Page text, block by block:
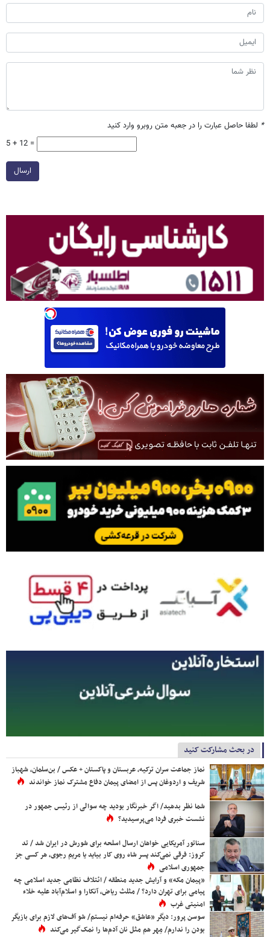
* لطفا حاصل عبارت را در جعبه متن روبرو وارد کنید
5 + 12 =
ارسال
در بحث مشارکت کنید
نماز جماعت سران ترکیه، عربستان و پاکستان + عکس / بن‌سلمان، شهباز
شریف و اردوغان پس از امضای پیمان دفاع مشترک نماز خواندند
شما نظر بدهید/ اگر خبرنگار بودید چه سوالی از رئیس جمهور در
نشست خبری فردا می‌پرسیدید؟
سناتور آمریکایی خواهان ارسال اسلحه برای شورش در ایران شد / تد
کروز: فرقی نمی‌کند پسر شاه روی کار بیاید یا مریم رجوی، هر کسی جز
جمهوری اسلامی
«پیمان مکه» و آرایش جدید منطقه / ائتلاف نظامی جدید اسلامی چه
پیامی برای تهران دارد؟ / مثلث ریاض، آنکارا و اسلام‌آباد علیه خلاء
امنیتی غرب
سوسن پرور: دیگر «عاشق» حرفه‌ام نیستم/ شو آف‌های لازم برای بازیگر
بودن را ندارم/ مِهر هم مثل نان آدم‌ها را نمک‌گیر می‌کند